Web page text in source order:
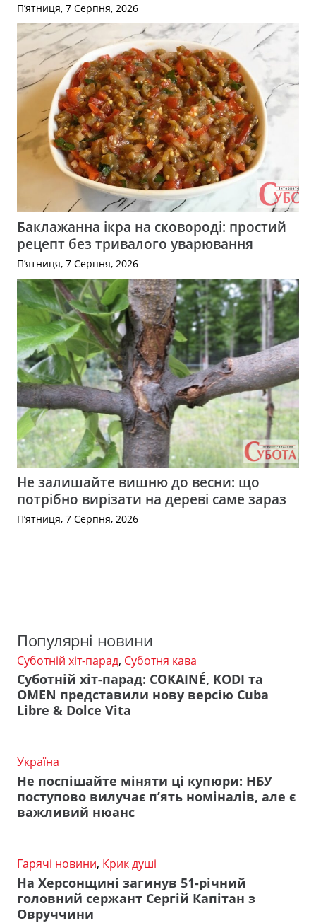
П’ятниця, 7 Серпня, 2026
Баклажанна ікра на сковороді: простий
рецепт без тривалого уварювання
П’ятниця, 7 Серпня, 2026
Не залишайте вишню до весни: що
потрібно вирізати на дереві саме зараз
П’ятниця, 7 Серпня, 2026
Популярні новини
Суботній хіт-парад, Суботня кава
Суботній хіт-парад: COKAINÉ, KODI та
OMEN представили нову версію Cuba
Libre & Dolce Vita
Україна
Не поспішайте міняти ці купюри: НБУ
поступово вилучає п’ять номіналів, але є
важливий нюанс
Гарячі новини, Крик душі
На Херсонщині загинув 51-річний
головний сержант Сергій Капітан з
Овруччини